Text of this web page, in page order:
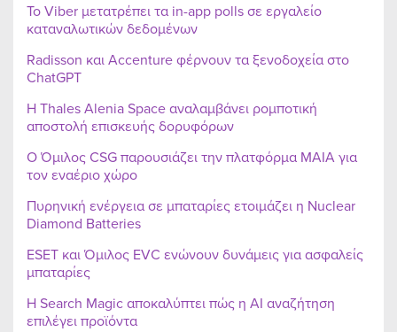
Το Viber μετατρέπει τα in-app polls σε εργαλείο
καταναλωτικών δεδομένων
Radisson και Accenture φέρνουν τα ξενοδοχεία στο
ChatGPT
Η Thales Alenia Space αναλαμβάνει ρομποτική
αποστολή επισκευής δορυφόρων
Ο Όμιλος CSG παρουσιάζει την πλατφόρμα MAIA για
τον εναέριο χώρο
Πυρηνική ενέργεια σε μπαταρίες ετοιμάζει η Nuclear
Diamond Batteries
ESET και Όμιλος EVC ενώνουν δυνάμεις για ασφαλείς
μπαταρίες
Η Search Magic αποκαλύπτει πώς η AI αναζήτηση
επιλέγει προϊόντα